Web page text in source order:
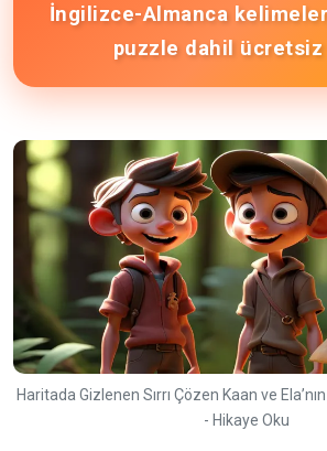
İngilizce-Almanca
puzzle dahil
Haritada Gizlenen Sırrı Çözen Kaan ve
- Hikaye Oku